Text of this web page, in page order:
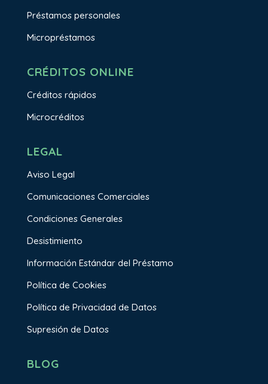
Préstamos personales
Micropréstamos
CRÉDITOS ONLINE
Créditos rápidos
Microcréditos
LEGAL
Aviso Legal
Comunicaciones Comerciales
Condiciones Generales
Desistimiento
Información Estándar del Préstamo
Política de Cookies
Política de Privacidad de Datos
Supresión de Datos
BLOG